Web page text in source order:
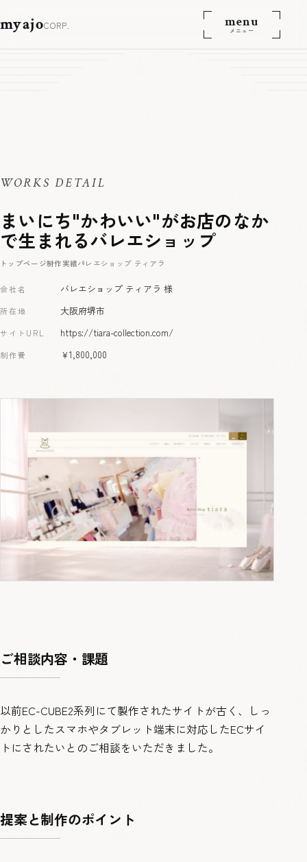
myajoCORP. menu
メニュー
WORKS DETAIL
まいにち"かわいい"がお店のなか
で生まれるバレエショップ
トップページ制作実績バレエショップ ティアラ
会社名 バレエショップ ティアラ 様
所在地 大阪府堺市
サイトURL https://tiara-collection.com/
制作費 ￥1,800,000
ご相談内容・課題
以前EC-CUBE2系列にて製作されたサイトが古く、しっ
かりとしたスマホやタブレット端末に対応したECサイ
トにされたいとのご相談をいただきました。
提案と制作のポイント